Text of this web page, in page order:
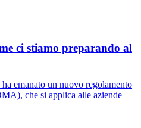
ci stiamo preparando al
emanato un nuovo regolamento
che si applica alle aziende